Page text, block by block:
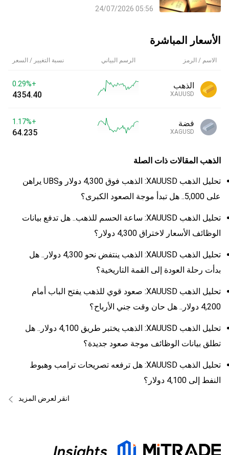
05:56 24/07/2026
الأسعار المباشرة
الاسم / الرمز الرسم البياني نسبة التغيير / السعر
الذهب
XAUUSD
+0.29%
4354.40
فضة
XAGUSD
+1.17%
64.235
الذهب المقالات ذات الصلة
تحليل الذهب XAUUSD: الذهب فوق 4,300 دولار وUBS يراهن
على 5,000.. هل تبدأ موجة الصعود الكبرى؟
تحليل الذهب XAUUSD: ساعة الحسم للذهب.. هل تدفع بيانات
الوظائف الأسعار لاختراق 4,300 دولار؟
تحليل الذهب XAUUSD: الذهب ينتفض نحو 4,300 دولار.. هل
بدأت رحلة العودة إلى القمة التاريخية؟
تحليل الذهب XAUUSD: صعود قوي للذهب يفتح الباب أمام
4,200 دولار.. هل حان وقت جني الأرباح؟
تحليل الذهب XAUUSD: الذهب يختبر طريق 4,100 دولار.. هل
تطلق بيانات الوظائف موجة صعود جديدة؟
تحليل الذهب XAUUSD: هل ترفعه تصريحات ترامب وهبوط
النفط إلى 4,100 دولار؟
انقر لعرض المزيد